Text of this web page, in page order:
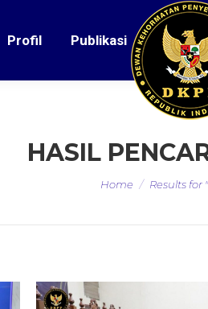
Profil Publikasi
HASIL
You are here:
Home Results for